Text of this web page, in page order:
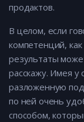
продактов.
В целом, если
компетенций,
результаты
расскажу. Имея у
разложенную
по ней очень
способом,